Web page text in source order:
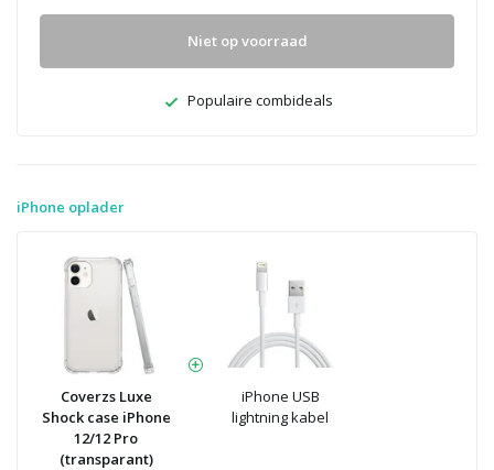
Niet op voorraad
Populaire combideals
iPhone oplader
Coverzs Luxe
Shock case iPhone
12/12 Pro
(transparant)
iPhone USB
lightning kabel